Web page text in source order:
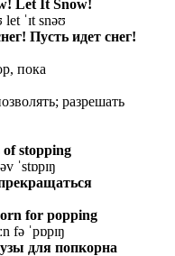
Let It Snow!
let ˈɪt snəʊ
Пусть идет снег!
пока
разрешать
of stopping
ˈstɒpɪŋ
for popping
fə ˈpɒpɪŋ
для попкорна